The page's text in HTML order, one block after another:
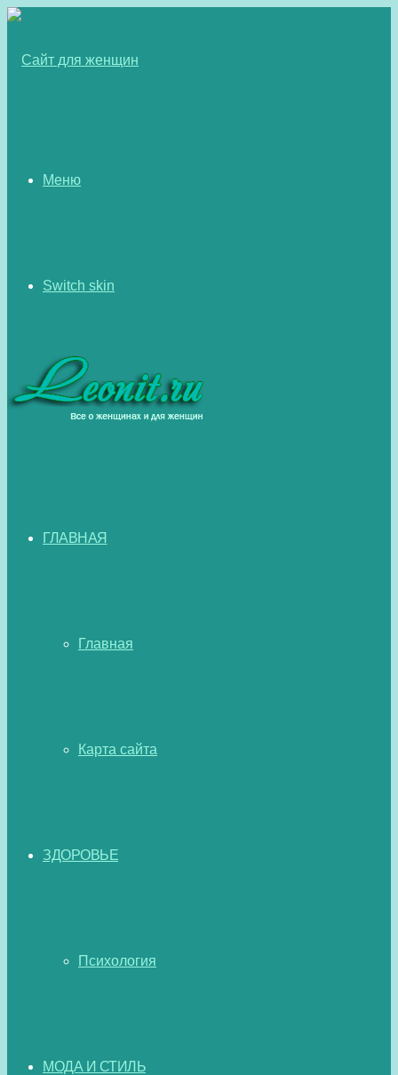
Меню
Switch skin
ГЛАВНАЯ
Главная
Карта сайта
ЗДОРОВЬЕ
Психология
МОДА И СТИЛЬ